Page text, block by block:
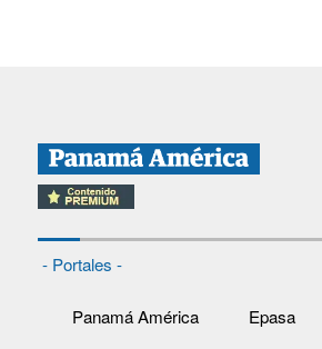
- Portales -
Panamá América Epasa